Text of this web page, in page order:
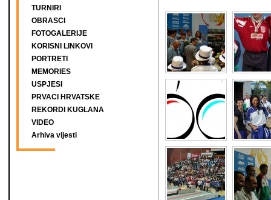
TURNIRI
OBRASCI
FOTOGALERIJE
KORISNI LINKOVI
PORTRETI
MEMORIES
USPJESI
PRVACI HRVATSKE
REKORDI KUGLANA
VIDEO
Arhiva vijesti